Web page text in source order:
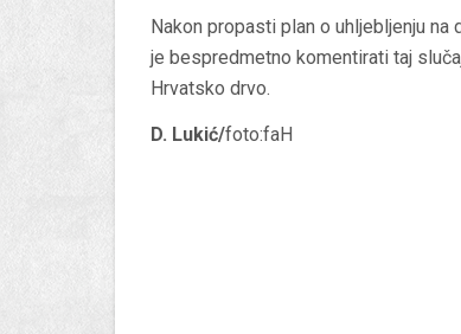
Nakon propasti plan o uhljebljenju
je bespredmetno komentirati taj
Hrvatsko drvo.
D. Lukić/foto:faH